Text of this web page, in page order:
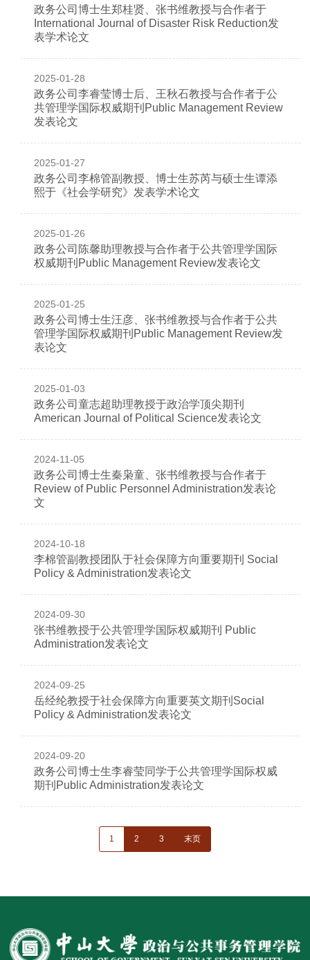
政务公司博士生郑桂贤、张书维教授与合作者于
International Journal of Disaster Risk Reduction发
表学术论文
2025-01-28
政务公司李睿莹博士后、王秋石教授与合作者于公
共管理学国际权威期刊Public Management Review
发表论文
2025-01-27
政务公司李棉管副教授、博士生苏芮与硕士生谭添
熙于《社会学研究》发表学术论文
2025-01-26
政务公司陈馨助理教授与合作者于公共管理学国际
权威期刊Public Management Review发表论文
2025-01-25
政务公司博士生汪彦、张书维教授与合作者于公共
管理学国际权威期刊Public Management Review发
表论文
2025-01-03
政务公司童志超助理教授于政治学顶尖期刊
American Journal of Political Science发表论文
2024-11-05
政务公司博士生秦枭童、张书维教授与合作者于
Review of Public Personnel Administration发表论
文
2024-10-18
李棉管副教授团队于社会保障方向重要期刊 Social
Policy & Administration发表论文
2024-09-30
张书维教授于公共管理学国际权威期刊 Public
Administration发表论文
2024-09-25
岳经纶教授于社会保障方向重要英文期刊Social
Policy & Administration发表论文
2024-09-20
政务公司博士生李睿莹同学于公共管理学国际权威
期刊Public Administration发表论文
当
前
1
页
面
2
页
面
3
末
页
末页